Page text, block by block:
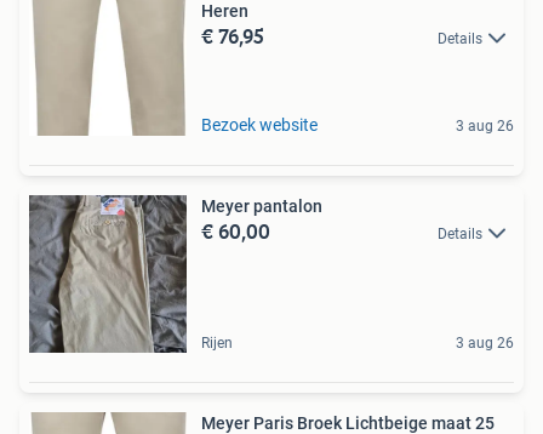
Heren
€ 76,95 Details
Bezoek website 3 aug 26
Meyer pantalon
€ 60,00 Details
Rijen 3 aug 26
Meyer Paris Broek Lichtbeige maat 25